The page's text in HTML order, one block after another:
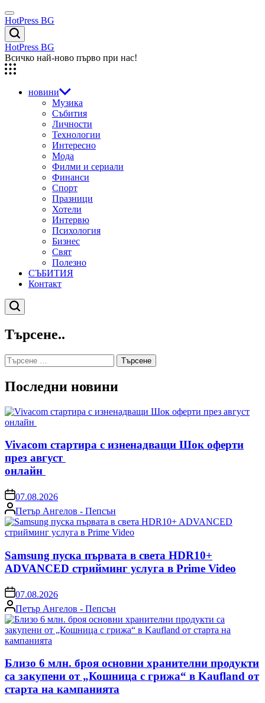
Skip
to
content
Menu
HotPress BG
Търсене
HotPress BG
Всичко най-ново първо при нас!
новини
Музика
Събития
Личности
Технологии
Интересно
Мода
Филми и сериали
Финанси
Спорт
Празници
Хотели
Интервю
Психология
Бизнес
Свят
Полезно
СЪБИТИЯ
Контакт
Търсене
Търсене..
Търсене
за:
Последни новини
Vivacom стартира с изненадващи Шок оферти
през август
онлайн
on07.08.2026
Posted
by
Петър Ангелов - Пепсън
Samsung пуска първата в света HDR10+
ADVANCED стрийминг услуга в Prime Video
on07.08.2026
Posted
by
Петър Ангелов - Пепсън
Близо 6 млн. броя основни хранителни продукти
са закупени от „Кошница с грижа“ в Kaufland от
старта на кампанията